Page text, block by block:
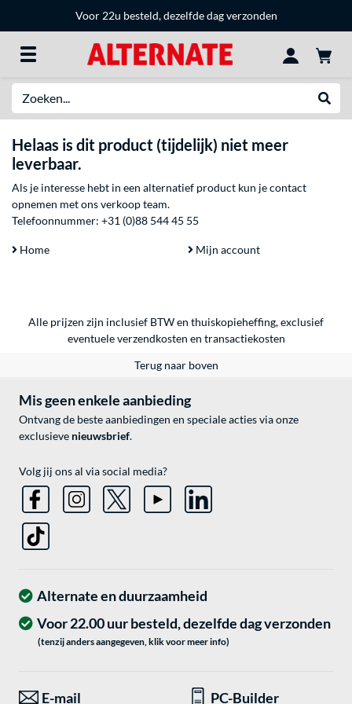
Voor 22u besteld, dezelfde dag verzonden
Helaas is dit product (tijdelijk) niet meer
leverbaar.
Als je interesse hebt in een alternatief product kun je contact
opnemen met ons verkoop team.
Telefoonnummer: +31 (0)88 544 45 55
Home Mijn account
Alle prijzen zijn inclusief BTW en thuiskopieheffing, exclusief
eventueleverzendkosten en transactiekosten
Terug naar boven
Mis geen enkele aanbieding
Ontvang de beste aanbiedingen en speciale acties via onze
exclusieve nieuwsbrief.
Volg jij ons al via social media?
Alternate en duurzaamheid
Voor 22.00 uur besteld, dezelfde dag verzonden
(tenzij anders aangegeven, klik voor meer info)
E-mail PC-Builder